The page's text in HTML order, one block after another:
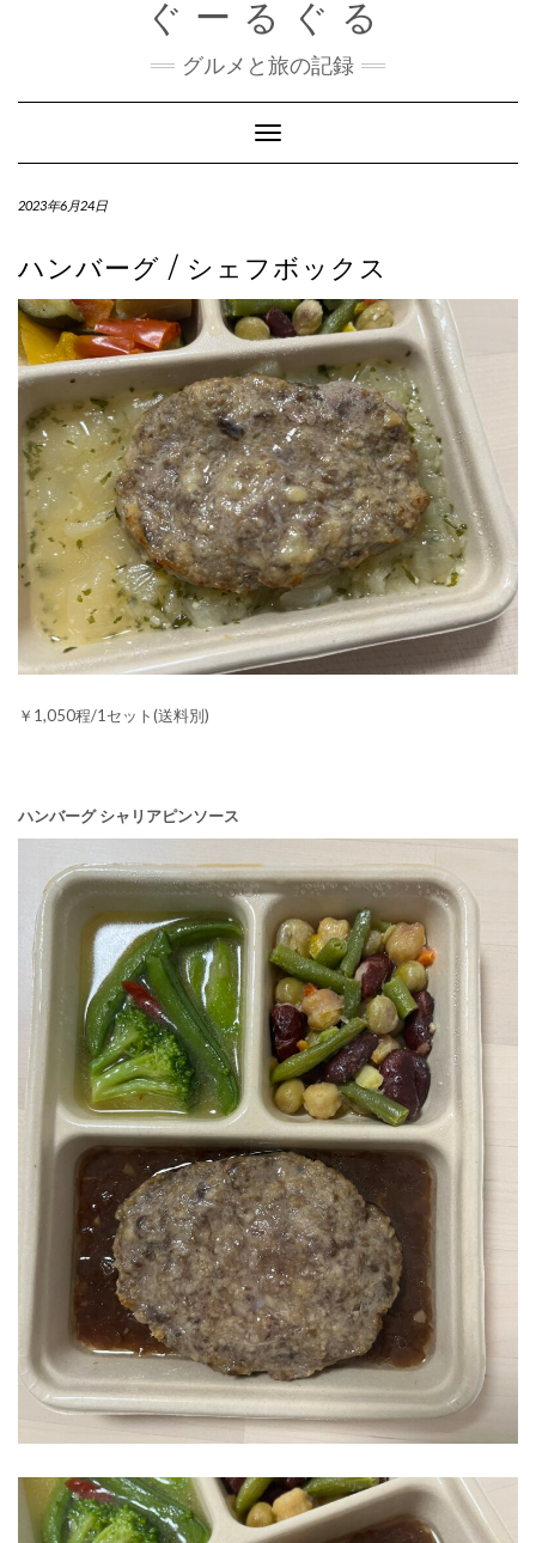
ぐーるぐる
グルメと旅の記録
Toggle
Navigation
2023年6月24日
ハンバーグ / シェフボックス
￥1,050程/1セット(送料別)
ハンバーグ シャリアピンソース